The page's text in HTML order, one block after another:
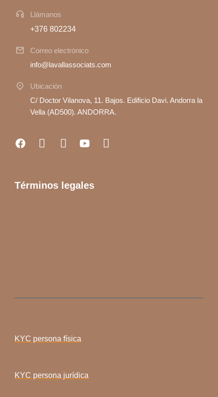
Llámanos
+376 802234
Correo electrónico
info@lavallassociats.com
Ubicación
C/ Doctor Vilanova, 11. Bajos. Edificio Davi. Andorra la
Vella (AD500). ANDORRA.
Términos legales
KYC persona física
KYC persona jurídica